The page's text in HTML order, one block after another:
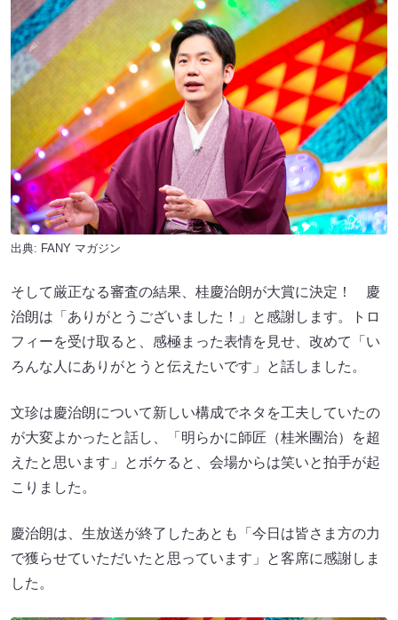
出典: FANY マガジン
そして厳正なる審査の結果、桂慶治朗が大賞に決定！ 慶
治朗は「ありがとうございました！」と感謝します。トロ
フィーを受け取ると、感極まった表情を見せ、改めて「い
ろんな人にありがとうと伝えたいです」と話しました。
文珍は慶治朗について新しい構成でネタを工夫していたの
が大変よかったと話し、「明らかに師匠（桂米團治）を超
えたと思います」とボケると、会場からは笑いと拍手が起
こりました。
慶治朗は、生放送が終了したあとも「今日は皆さま方の力
で獲らせていただいたと思っています」と客席に感謝しま
した。